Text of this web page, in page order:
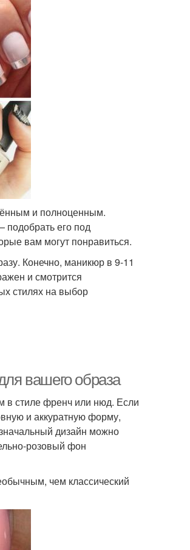
и полноценным.
его под
вам могут понравиться.
Конечно, маникюр в 9-11
и смотрится
стилях на выбор
вашего образа
в стиле френч или нюд. Если
и аккуратную форму,
дизайн можно
розовый фон
чем классический